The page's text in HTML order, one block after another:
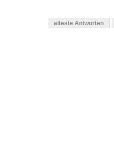
älteste Antworten